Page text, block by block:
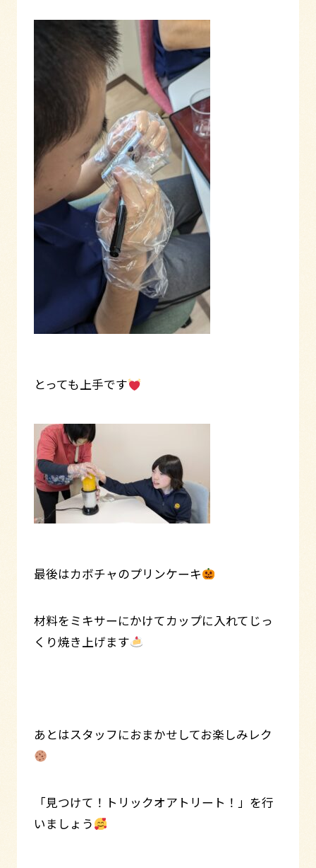
とっても上手です
最後はカボチャのプリンケーキ
材料をミキサーにかけてカップに入れてじっ
くり焼き上げます
あとはスタッフにおまかせしてお楽しみレク
「見つけて！トリックオアトリート！」を行
いましょう